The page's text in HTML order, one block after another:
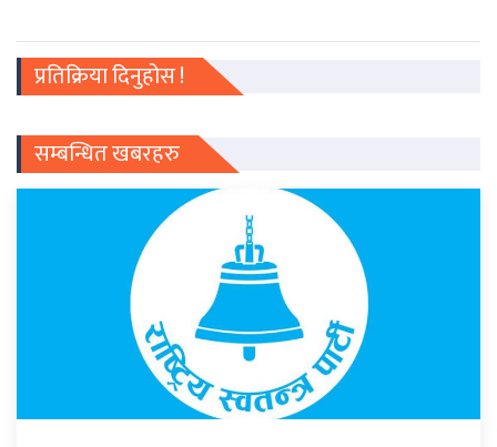
प्रतिक्रिया दिनुहोस !
सम्बन्धित खबरहरु